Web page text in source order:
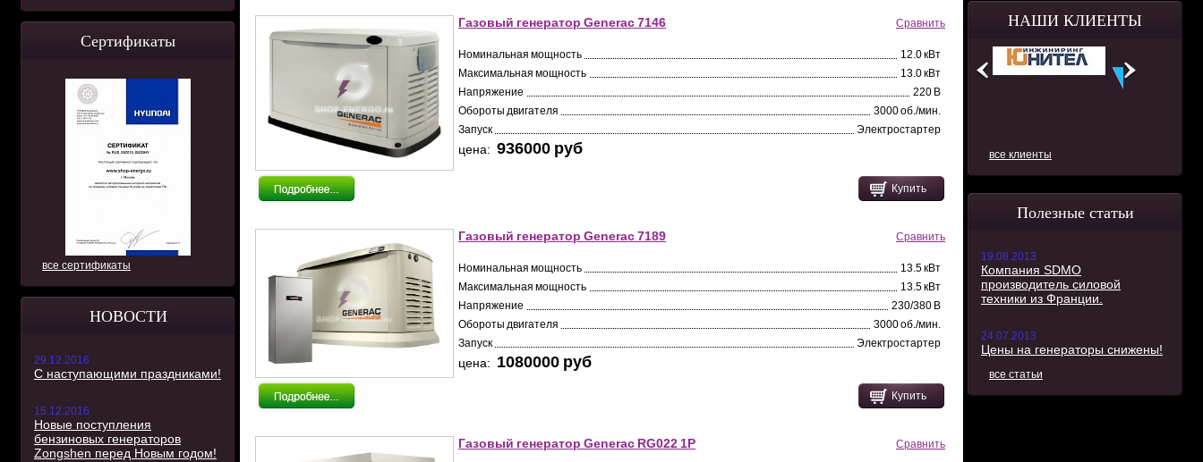
Сертификаты
все сертификаты
НОВОСТИ
29.12.2016
С наступающими праздниками!
15.12.2016
Новые поступления
бензиновых генераторов
Zongshen перед Новым годом!
НАШИ КЛИЕНТЫ
все клиенты
Полезные статьи
19.08.2013
Компания SDMO
производитель силовой
техники из Франции.
24.07.2013
Цены на генераторы снижены!
все статьи
Газовый генератор Generac 7146 Сравнить
Номинальная мощность
12.0 кВт
Максимальная мощность
13.0 кВт
Напряжение
220 В
Обороты двигателя
3000 об./мин.
Запуск
Электростартер
цена: 936000 pуб
Купить
Газовый генератор Generac 7189 Сравнить
Номинальная мощность
13.5 кВт
Максимальная мощность
13.5 кВт
Напряжение
230/380 В
Обороты двигателя
3000 об./мин.
Запуск
Электростартер
цена: 1080000 pуб
Купить
Газовый генератор Generac RG022 1P Сравнить